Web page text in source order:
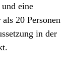
eine
20 Personen
in der